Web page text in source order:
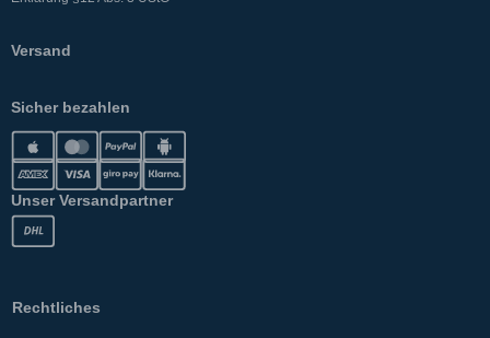
Versand
Sicher bezahlen
Unser Versandpartner
Rechtliches